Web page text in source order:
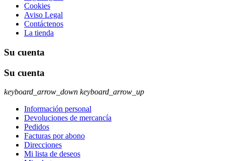
Cookies
Aviso Legal
Contáctenos
La tienda
Su cuenta
Su cuenta
keyboard_arrow_down keyboard_arrow_up
Información personal
Devoluciones de mercancía
Pedidos
Facturas por abono
Direcciones
Mi lista de deseos